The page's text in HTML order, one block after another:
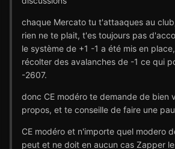
chaque Mercato tu t'attaaques au
rien ne te plait, t'es toujours pas
le système de +1 -1 a été mis en
récolter des avalanches de -1 ce qui
-2607.
donc CE modéro te demande de bien
propos, et te conseille de faire une
CE modéro et n'importe quel modero
peut et ne doit en aucun cas Zapper